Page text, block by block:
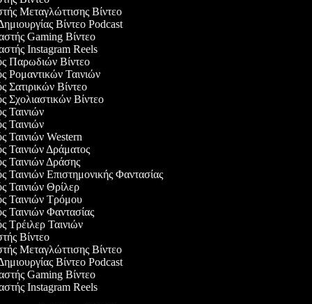
Μεταγλώττισης Βίντεο
Βίντεο Podcast
Gaming Βίντεο
Instagram Reels
Παρωδιών Βίντεο
Ρομαντικών Ταινιών
Σατιρικών Βίντεο
Σχολιαστικών Βίντεο
Ταινιών
Ταινιών
Ταινιών Western
Ταινιών Δράματος
Ταινιών Δράσης
Ταινιών Επιστημονικής Φαντασίας
Ταινιών Θρίλερ
Ταινιών Τρόμου
Ταινιών Φαντασίας
Τρέιλερ Ταινιών
Βίντεο
Μεταγλώττισης Βίντεο
Βίντεο Podcast
Gaming Βίντεο
Instagram Reels